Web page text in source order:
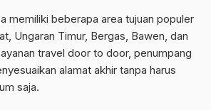
memiliki beberapa area tujuan populer
Ungaran Timur, Bergas, Bawen, dan
travel door to door, penumpang
alamat akhir tanpa harus
saja.